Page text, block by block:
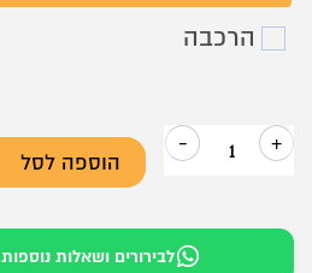
הרכבה
+
כמות
מערכת
-
הוספה לסל
לבירורים ושאלות נוספות